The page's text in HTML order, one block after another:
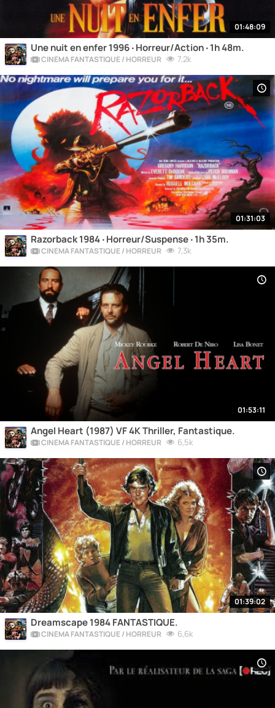
01:48:09
Une nuit en enfer 1996 ‧ Horreur/Action ‧ 1h 48m.
CINÉMA FANTASTIQUE / HORREUR 7,2k
01:31:03
Razorback 1984 ‧ Horreur/Suspense ‧ 1h 35m.
CINÉMA FANTASTIQUE / HORREUR 7,3k
01:53:11
Angel Heart (1987) VF 4K Thriller, Fantastique.
CINÉMA FANTASTIQUE / HORREUR 6,5k
01:39:02
Dreamscape 1984 FANTASTIQUE.
CINÉMA FANTASTIQUE / HORREUR 6,6k